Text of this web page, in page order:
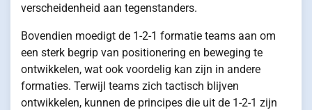
verscheidenheid aan tegenstanders.
Bovendien moedigt de 1-2-1 formatie teams aan om
een sterk begrip van positionering en beweging te
ontwikkelen, wat ook voordelig kan zijn in andere
formaties. Terwijl teams zich tactisch blijven
ontwikkelen, kunnen de principes die uit de 1-2-1 zijn